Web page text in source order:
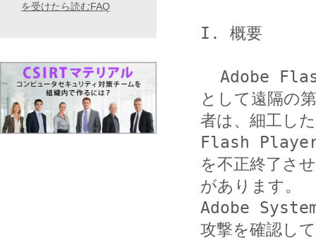
I. 概要
として遠隔の
者は、細工し
Flash
を不正終了さ
があります。
Adobe
攻撃を確認し
を受けたら読むFAQ